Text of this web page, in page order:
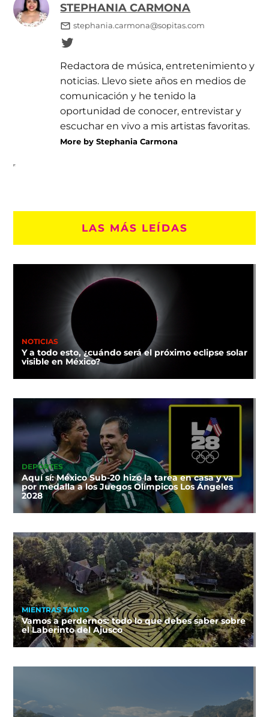
STEPHANIA CARMONA
stephania.carmona@sopitas.com
Redactora de música, entretenimiento y
noticias. Llevo siete años en medios de
comunicación y he tenido la
oportunidad de conocer, entrevistar y
escuchar en vivo a mis artistas favoritas.
More by Stephania Carmona
LAS MÁS LEÍDAS
NOTICIAS
Y a todo esto, ¿cuándo será el próximo eclipse solar
visible en México?
DEPORTES
Aquí sí: México Sub-20 hizo la tarea en casa y va
por medalla a los Juegos Olímpicos Los Ángeles
2028
MIENTRAS TANTO
Vamos a perdernos: todo lo que debes saber sobre
el Laberinto del Ajusco